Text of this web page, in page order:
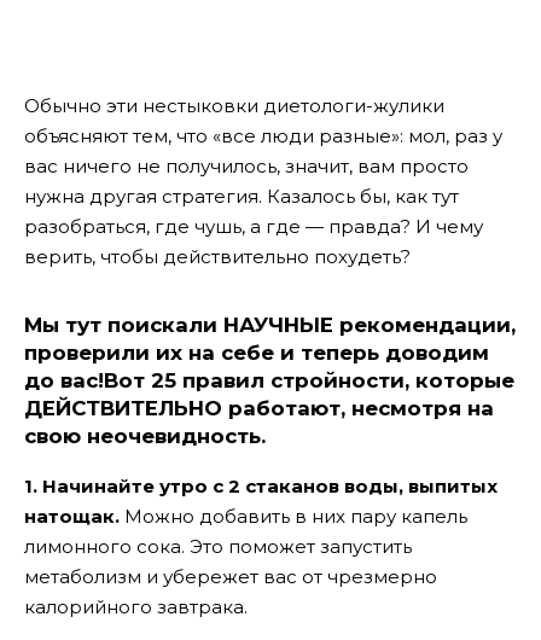
Обычно эти нестыковки диетологи-жулики
объясняют тем, что «все люди разные»: мол, раз у
вас ничего не получилось, значит, вам просто
нужна другая стратегия. Казалось бы, как тут
разобраться, где чушь, а где — правда? И чему
верить, чтобы действительно похудеть?
Мы тут поискали НАУЧНЫЕ рекомендации,
проверили их на себе и теперь доводим
до вас!Вот 25 правил стройности, которые
ДЕЙСТВИТЕЛЬНО работают, несмотря на
свою неочевидность.
1. Начинайте утро с 2 стаканов воды, выпитых
натощак. Можно добавить в них пару капель
лимонного сока. Это поможет запустить
метаболизм и убережет вас от чрезмерно
калорийного завтрака.